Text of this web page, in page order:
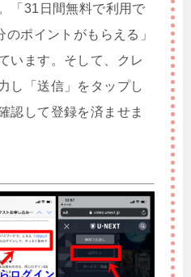
「31日間無料で利用で
ポイントがもらえる」
います。そして、クレ
し「送信」をタップし
認して登録を済ませま